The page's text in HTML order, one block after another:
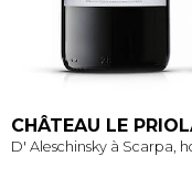
CHÂTEAU LE
D' Aleschinsky à Scarpa,